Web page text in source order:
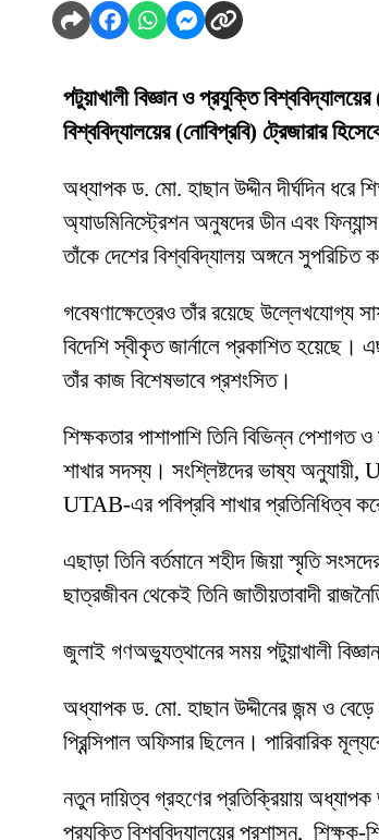
পটুয়াখালী বিজ্ঞান ও প্রযুক্তি
বিশ্ববিদ্যালয়ের (নোবিপ্রবি) ট্রেজারার
অধ্যাপক ড. মো. হাছান উদ্দীন দীর্ঘদিন ধরে
অ্যাডমিনিস্ট্রেশন অনুষদের ডীন এবং
তাঁকে দেশের বিশ্ববিদ্যালয় অঙ্গনে সুপরিচিত
গবেষণাক্ষেত্রেও তাঁর রয়েছে উল্লেখযোগ্য
বিদেশি স্বীকৃত জার্নালে প্রকাশিত হয়েছে।
তাঁর কাজ বিশেষভাবে প্রশংসিত।
শিক্ষকতার পাশাপাশি তিনি বিভিন্ন
শাখার সদস্য। সংশ্লিষ্টদের ভাষ্য অনুযায়ী,
UTAB-এর পবিপ্রবি শাখার প্রতিনিধিত্ব
এছাড়া তিনি বর্তমানে শহীদ জিয়া স্মৃতি
ছাত্রজীবন থেকেই তিনি জাতীয়তাবাদী
জুলাই গণঅভ্যুত্থানের সময় পটুয়াখালী
অধ্যাপক ড. মো. হাছান উদ্দীনের জন্ম ও
প্রিন্সিপাল অফিসার ছিলেন। পারিবারিক
নতুন দায়িত্ব গ্রহণের প্রতিক্রিয়ায় অধ্যাপক
প্রযুক্তি বিশ্ববিদ্যালয়ের প্রশাসন, শিক্ষক-